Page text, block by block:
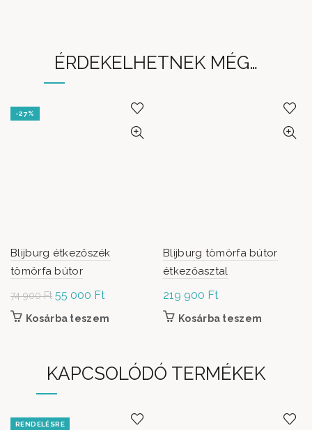
ÉRDEKELHETNEK MÉG…
-27%
Blijburg étkezőszék
tömörfa bútor
74 900Ft Original
price was:
55 000 Ft
Kosárba teszem
Blijburg tömörfa bútor
étkezőasztal
219 900 Ft
Kosárba teszem
KAPCSOLÓDÓ TERMÉKEK
RENDELÉSRE